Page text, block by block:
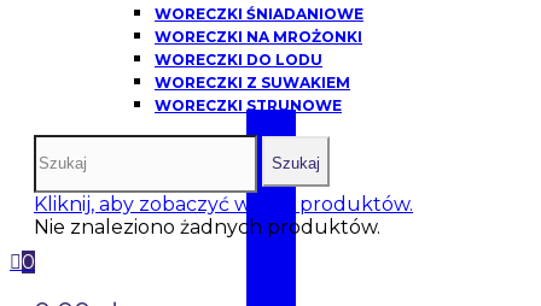
I
WORECZKI ŚNIADANIOWE
WORECZKI NA MROŻONKI
WORECZKI DO LODU
WORECZKI Z SUWAKIEM
WORECZKI STRUNOWE
Szukaj
Kliknij, aby zobaczyć więcej produktów.
Nie znaleziono żadnych produktów.
0